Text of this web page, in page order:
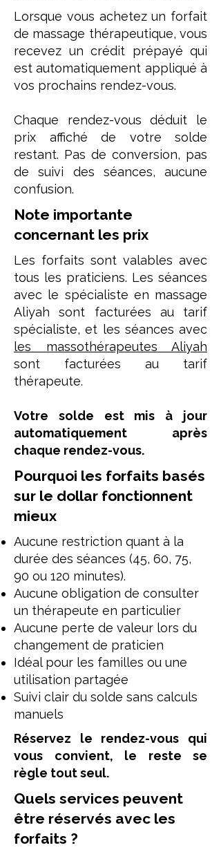
Lorsque vous achetez un forfait
de massage thérapeutique, vous
recevez un crédit prépayé qui
est automatiquement appliqué à
vos prochains rendez-vous.
Chaque rendez-vous déduit le
prix affiché de votre solde
restant. Pas de conversion, pas
de suivi des séances, aucune
confusion.
Note importante
concernant les prix
Les forfaits sont valables avec
tous les praticiens. Les séances
avec le spécialiste en massage
Aliyah sont facturées au tarif
spécialiste, et les séances avec
les massothérapeutes Aliyah
sont facturées au tarif
thérapeute.
Votre solde est mis à jour
automatiquement après
chaque rendez-vous.
Pourquoi les forfaits basés
sur le dollar fonctionnent
mieux
Aucune restriction quant à la
durée des séances (45, 60, 75,
90 ou 120 minutes).
Aucune obligation de consulter
un thérapeute en particulier
Aucune perte de valeur lors du
changement de praticien
Idéal pour les familles ou une
utilisation partagée
Suivi clair du solde sans calculs
manuels
Réservez le rendez-vous qui
vous convient, le reste se
règle tout seul.
Quels services peuvent
être réservés avec les
forfaits ?